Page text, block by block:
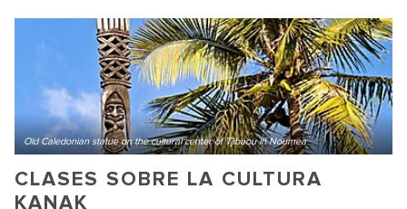
Old Caledonian statue on the cultural center of Tjibaou in Noumea
CLASES SOBRE LA CULTURA
KANAK